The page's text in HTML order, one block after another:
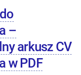
–
arkusz CV
w PDF